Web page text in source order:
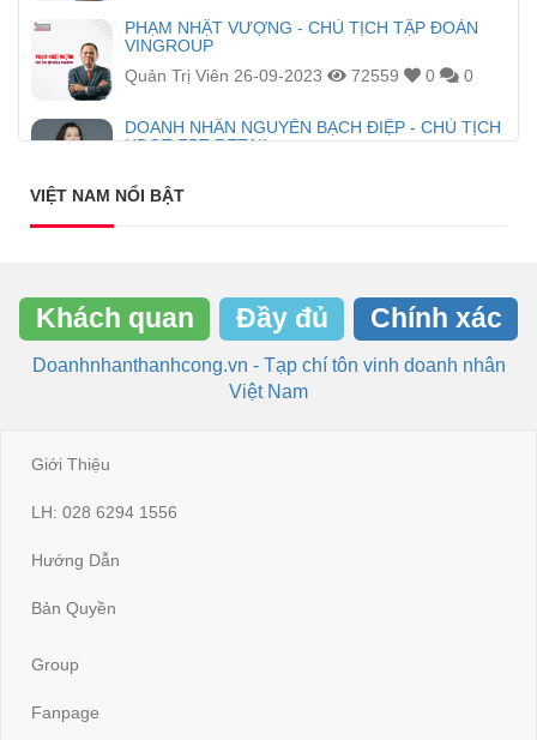
PHẠM NHẬT VƯỢNG - CHỦ TỊCH TẬP ĐOÀN
VINGROUP
Quản Trị Viên 26-09-2023 72559 0 0
DOANH NHÂN NGUYỄN BẠCH ĐIỆP - CHỦ TỊCH
HĐQT FPT RETAIL
VIỆT NAM NỔI BẬT
Khách quan Đầy đủ Chính xác
Doanhnhanthanhcong.vn - Tạp chí tôn vinh doanh nhân
Việt Nam
Giới Thiệu
LH: 028 6294 1556
Hướng Dẫn
Bản Quyền
Group
Fanpage